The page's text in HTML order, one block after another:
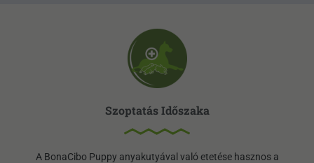
Szoptatás Időszaka
A BonaCibo Puppy anyakutyával való etetése hasznos a